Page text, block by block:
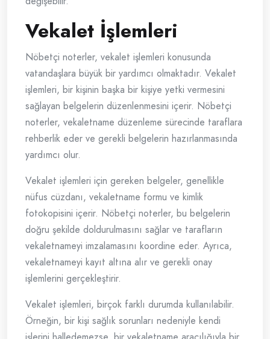
Vekalet İşlemleri
Nöbetçi noterler, vekalet işlemleri konusunda
vatandaşlara büyük bir yardımcı olmaktadır. Vekalet
işlemleri, bir kişinin başka bir kişiye yetki vermesini
sağlayan belgelerin düzenlenmesini içerir. Nöbetçi
noterler, vekaletname düzenleme sürecinde taraflara
rehberlik eder ve gerekli belgelerin hazırlanmasında
yardımcı olur.
Vekalet işlemleri için gereken belgeler, genellikle
nüfus cüzdanı, vekaletname formu ve kimlik
fotokopisini içerir. Nöbetçi noterler, bu belgelerin
doğru şekilde doldurulmasını sağlar ve tarafların
vekaletnameyi imzalamasını koordine eder. Ayrıca,
vekaletnameyi kayıt altına alır ve gerekli onay
işlemlerini gerçekleştirir.
Vekalet işlemleri, birçok farklı durumda kullanılabilir.
Örneğin, bir kişi sağlık sorunları nedeniyle kendi